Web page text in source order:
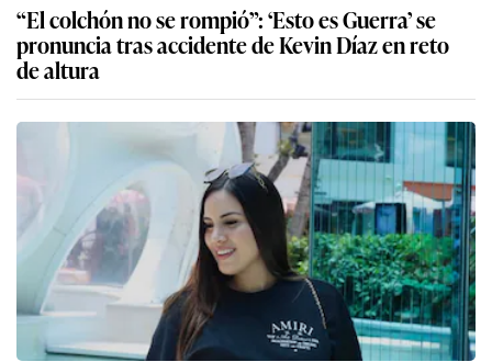
“El colchón no se rompió”: ‘Esto es Guerra’ se
pronuncia tras accidente de Kevin Díaz en reto
de altura